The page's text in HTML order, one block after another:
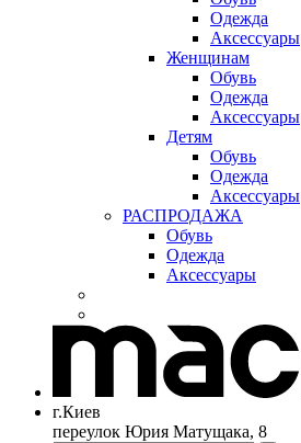
Одежда
Аксессуары
Женщинам
Обувь
Одежда
Аксессуары
Детям
Обувь
Одежда
Аксессуары
РАСПРОДАЖА
Обувь
Одежда
Аксессуары
г.Киев
переулок Юрия Матущака, 8